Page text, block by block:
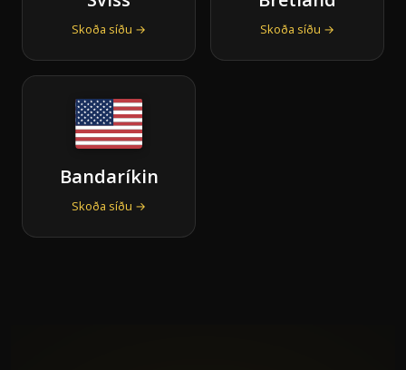
Skoða síðu → Skoða síðu →
Bandaríkin
Skoða síðu →